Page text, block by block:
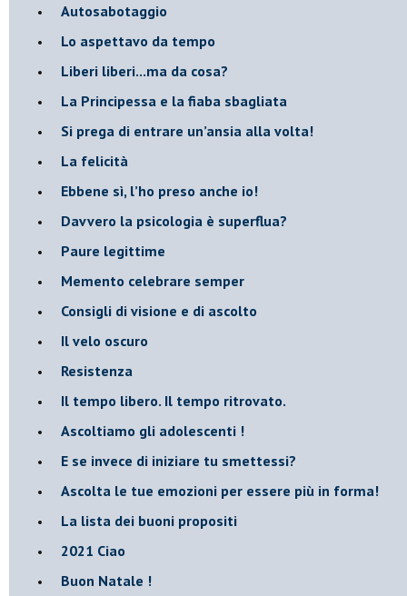
Autosabotaggio
​Lo aspettavo da tempo
​Liberi liberi...ma da cosa?
​La Principessa e la fiaba sbagliata
Si prega di entrare un’ansia alla volta!
​La felicità
​Ebbene sì, l’ho preso anche io!
​Davvero la psicologia è superflua?
Paure legittime
​Memento celebrare semper
​Consigli di visione e di ascolto
​Il velo oscuro
Resistenza
​Il tempo libero. Il tempo ritrovato.
Ascoltiamo gli adolescenti !
​E se invece di iniziare tu smettessi?
​Ascolta le tue emozioni per essere più in forma!
​La lista dei buoni propositi
2021 Ciao
Buon Natale !